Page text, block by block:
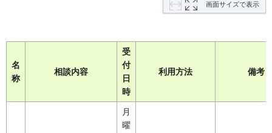
画面サイズで表示
名
称
相談内容
受
付
日
時
利用方法 備考
月
曜